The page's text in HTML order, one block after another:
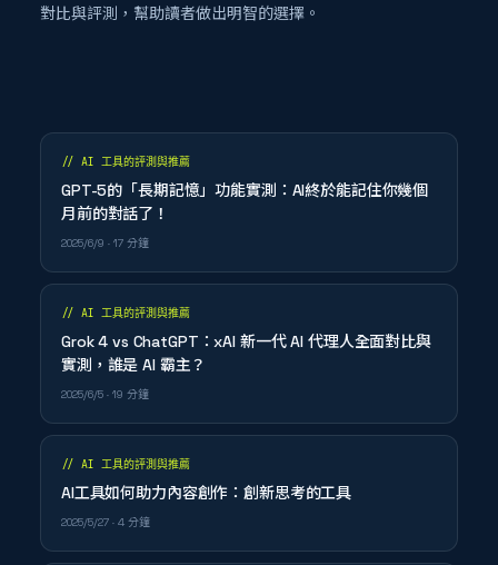
對比與評測，幫助讀者做出明智的選擇。
// AI 工具的評測與推薦
GPT-5的「長期記憶」功能實測：AI終於能記住你幾個
月前的對話了！
2025/6/9 · 17 分鐘
// AI 工具的評測與推薦
Grok 4 vs ChatGPT：xAI 新一代 AI 代理人全面對比與
實測，誰是 AI 霸主？
2025/6/5 · 19 分鐘
// AI 工具的評測與推薦
AI工具如何助力內容創作：創新思考的工具
2025/5/27 · 4 分鐘